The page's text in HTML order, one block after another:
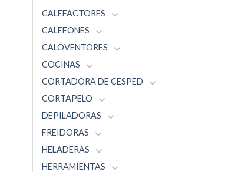
CALEFACTORES
CALEFONES
CALOVENTORES
COCINAS
CORTADORA DE CESPED
CORTAPELO
DEPILADORAS
FREIDORAS
HELADERAS
HERRAMIENTAS